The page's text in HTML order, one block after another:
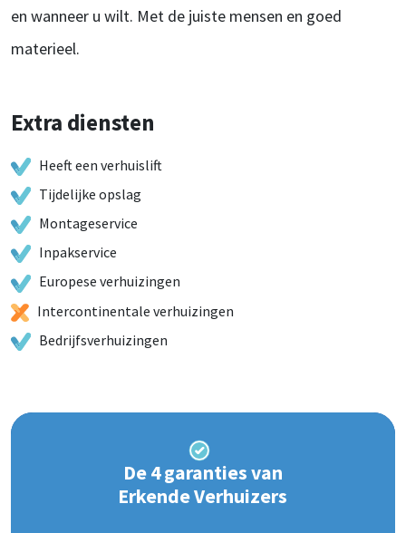
en wanneer u wilt. Met de juiste mensen en goed
materieel.
Extra diensten
Heeft een verhuislift
Tijdelijke opslag
Montageservice
Inpakservice
Europese verhuizingen
Intercontinentale verhuizingen
Bedrijfsverhuizingen
De 4 garanties van
Erkende Verhuizers